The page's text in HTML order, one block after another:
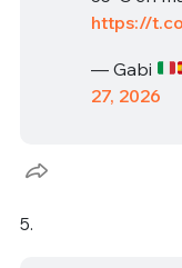
https://
— Gabi
27, 2026
5.